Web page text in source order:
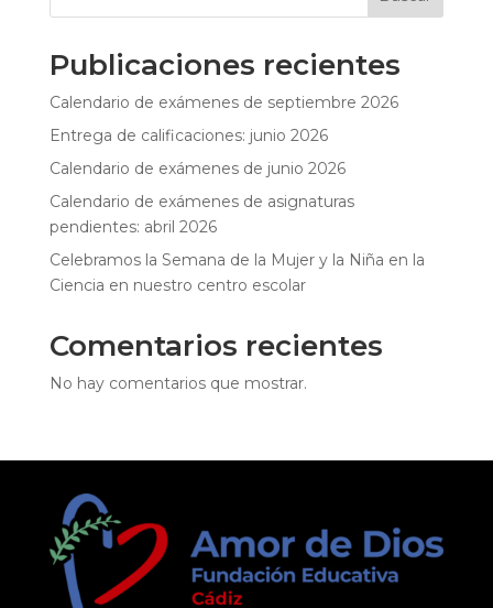
Publicaciones recientes
Calendario de exámenes de septiembre 2026
Entrega de calificaciones: junio 2026
Calendario de exámenes de junio 2026
Calendario de exámenes de asignaturas
pendientes: abril 2026
Celebramos la Semana de la Mujer y la Niña en la
Ciencia en nuestro centro escolar
Comentarios recientes
No hay comentarios que mostrar.